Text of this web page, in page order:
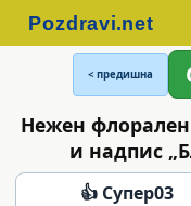
< предишна
Нежен
и надпис
👍 Супер03